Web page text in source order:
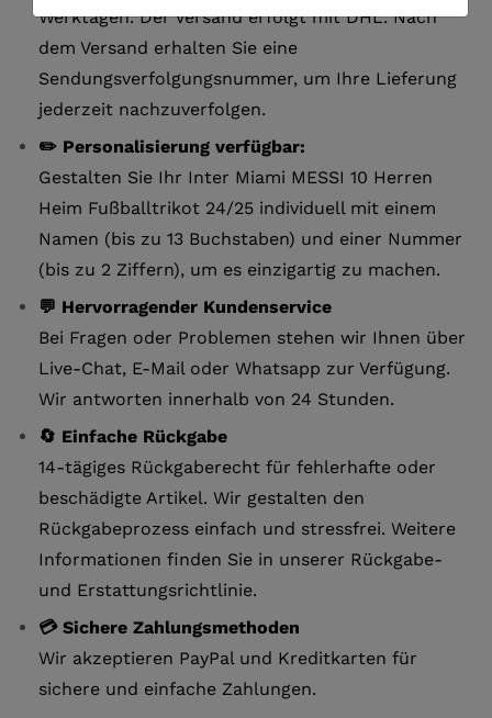
Werktagen. Der Versand erfolgt mit DHL. Nach
dem Versand erhalten Sie eine
Sendungsverfolgungsnummer, um Ihre Lieferung
jederzeit nachzuverfolgen.
✏️ Personalisierung verfügbar:
Gestalten Sie Ihr Inter Miami MESSI 10 Herren
Heim Fußballtrikot 24/25 individuell mit einem
Namen (bis zu 13 Buchstaben) und einer Nummer
(bis zu 2 Ziffern), um es einzigartig zu machen.
💬 Hervorragender Kundenservice
Bei Fragen oder Problemen stehen wir Ihnen über
Live-Chat, E-Mail oder Whatsapp zur Verfügung.
Wir antworten innerhalb von 24 Stunden.
🔄 Einfache Rückgabe
14-tägiges Rückgaberecht für fehlerhafte oder
beschädigte Artikel. Wir gestalten den
Rückgabeprozess einfach und stressfrei. Weitere
Informationen finden Sie in unserer Rückgabe-
und Erstattungsrichtlinie.
💳 Sichere Zahlungsmethoden
Wir akzeptieren PayPal und Kreditkarten für
sichere und einfache Zahlungen.